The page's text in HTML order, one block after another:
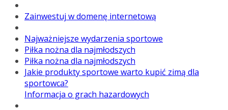
Zainwestuj w domenę internetową
Najważniejsze wydarzenia sportowe
Piłka nożna dla najmłodszych
Piłka nożna dla najmłodszych
Jakie produkty sportowe warto kupić zimą dla
sportowca?
Informacja o grach hazardowych